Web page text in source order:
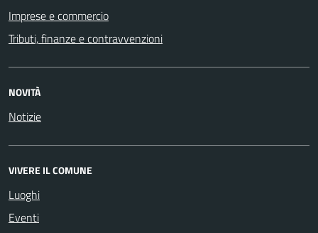
Imprese e commercio
Tributi, finanze e contravvenzioni
NOVITÀ
Notizie
VIVERE IL COMUNE
Luoghi
Eventi